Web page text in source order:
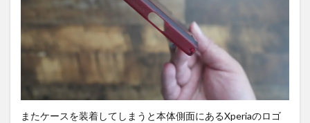
またケースを装着してしまうと本体側面にあるXperiaのロゴ